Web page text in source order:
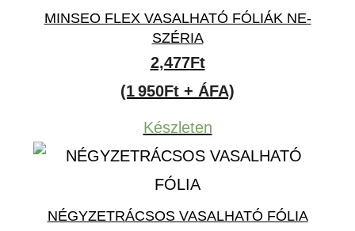
MINSEO FLEX VASALHATÓ FÓLIÁK NE-
SZÉRIA
2,477Ft
(1 950Ft + ÁFA)
Készleten
NÉGYZETRÁCSOS VASALHATÓ FÓLIA